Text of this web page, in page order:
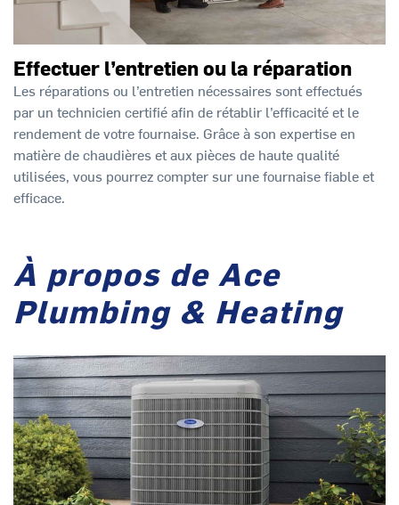
Effectuer l’entretien ou la réparation
Les réparations ou l’entretien nécessaires sont effectués
par un technicien certifié afin de rétablir l’efficacité et le
rendement de votre fournaise. Grâce à son expertise en
matière de chaudières et aux pièces de haute qualité
utilisées, vous pourrez compter sur une fournaise fiable et
efficace.
À propos de Ace
Plumbing & Heating